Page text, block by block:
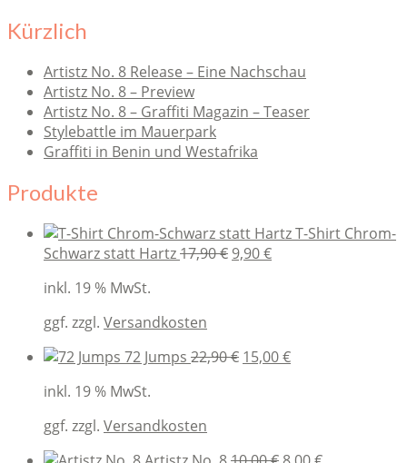
Kürzlich
Artistz No. 8 Release – Eine Nachschau
Artistz No. 8 – Preview
Artistz No. 8 – Graffiti Magazin – Teaser
Stylebattle im Mauerpark
Graffiti in Benin und Westafrika
Produkte
T-Shirt Chrom-
Schwarz statt Hartz17,90€ Original
9,90€Current
inkl. 19 % MwSt.
ggf. zzgl. Versandkosten
72 Jumps 22,90€ Original
15,00€Current
inkl. 19 % MwSt.
ggf. zzgl. Versandkosten